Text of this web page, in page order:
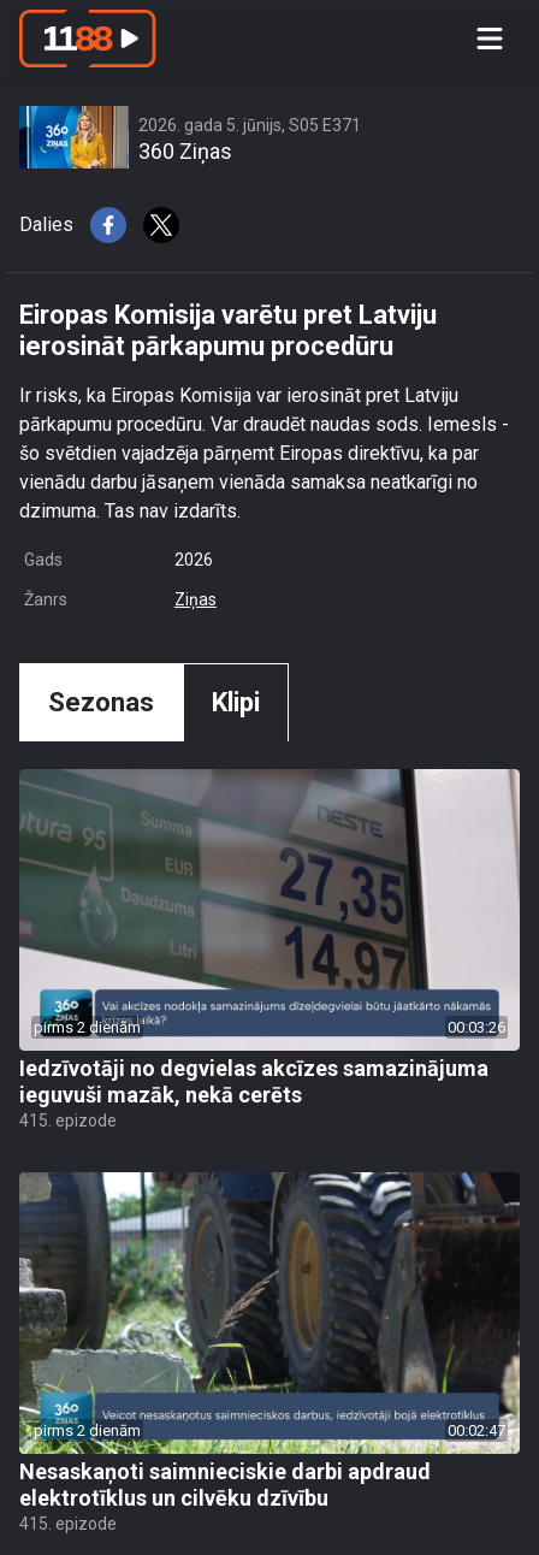
Eiropas Komisija varētu pret Latviju
2026. gada 5. jūnijs, S05 E371
360 Ziņas
Dalies
Eiropas Komisija varētu pret Latviju
ierosināt pārkapumu procedūru
Ir risks, ka Eiropas Komisija var ierosināt pret Latviju
pārkapumu procedūru. Var draudēt naudas sods. Iemesls -
šo svētdien vajadzēja pārņemt Eiropas direktīvu, ka par
vienādu darbu jāsaņem vienāda samaksa neatkarīgi no
dzimuma. Tas nav izdarīts.
Gads 2026
Žanrs Ziņas
Sezonas Klipi
pirms 2 dienām 00:03:26
Iedzīvotāji no degvielas akcīzes samazinājuma
ieguvuši mazāk, nekā cerēts
415. epizode
pirms 2 dienām 00:02:47
Nesaskaņoti saimnieciskie darbi apdraud
elektrotīklus un cilvēku dzīvību
415. epizode